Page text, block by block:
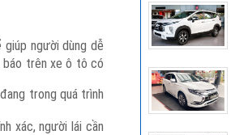
giúp người dùng dễ
báo trên xe ô tô có
trong quá trình
xác, người lái cần